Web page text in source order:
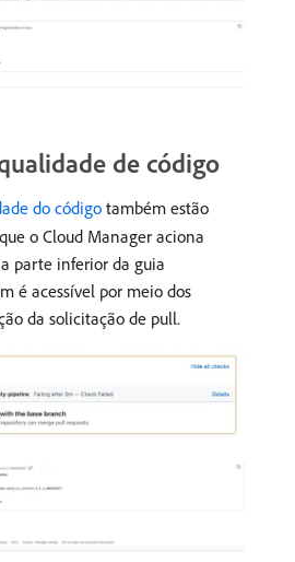
de código
do códigotambém estão
o Cloud Manager aciona
parte inferior da guia
é acessível por meio dos
da solicitação de pull.